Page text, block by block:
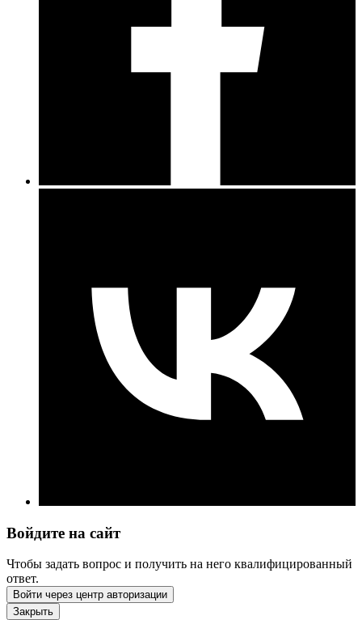
Войдите на сайт
Чтобы задать вопрос и получить на него квалифицированный
ответ.
Войти через центр авторизации
Закрыть